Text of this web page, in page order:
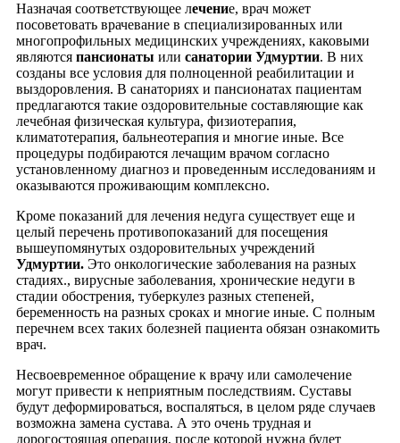
Назначая соответствующее лечение, врач может
посоветовать врачевание в специализированных или
многопрофильных медицинских учреждениях, каковыми
являются пансионаты или санатории Удмуртии. В них
созданы все условия для полноценной реабилитации и
выздоровления. В санаториях и пансионатах пациентам
предлагаются такие оздоровительные составляющие как
лечебная физическая культура, физиотерапия,
климатотерапия, бальнеотерапия и многие иные. Все
процедуры подбираются лечащим врачом согласно
установленному диагноз и проведенным исследованиям и
оказываются проживающим комплексно.
Кроме показаний для лечения недуга существует еще и
целый перечень противопоказаний для посещения
вышеупомянутых оздоровительных учреждений
Удмуртии. Это онкологические заболевания на разных
стадиях., вирусные заболевания, хронические недуги в
стадии обострения, туберкулез разных степеней,
беременность на разных сроках и многие иные. С полным
перечнем всех таких болезней пациента обязан ознакомить
врач.
Несвоевременное обращение к врачу или самолечение
могут привести к неприятным последствиям. Суставы
будут деформироваться, воспаляться, в целом ряде случаев
возможна замена сустава. А это очень трудная и
дорогостоящая операция, после которой нужна будет